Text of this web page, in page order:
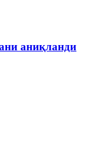
аниқланди